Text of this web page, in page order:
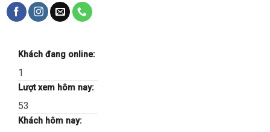
Khách đang online:
1
Lượt xem hôm nay:
53
Khách hôm nay: